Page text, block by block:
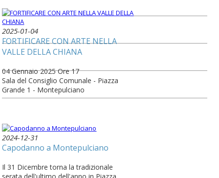
2025-01-04
FORTIFICARE CON ARTE NELLA
VALLE DELLA CHIANA
04 Gennaio 2025 Ore 17
Sala del Consiglio Comunale - Piazza
Grande 1 - Montepulciano
2024-12-31
Capodanno a Montepulciano
Il 31 Dicembre torna la tradizionale